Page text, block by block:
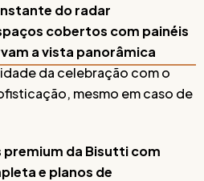
do radar
cobertos com painéis
a vista panorâmica
da celebração com o
mesmo em caso de
premium da Bisutti com
e planos de